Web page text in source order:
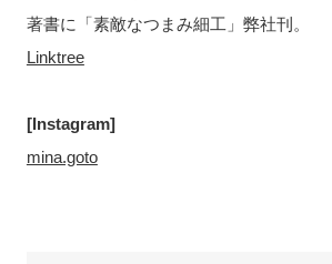
著書に「素敵なつまみ細工」弊社刊。
Linktree
[Instagram]
mina.goto